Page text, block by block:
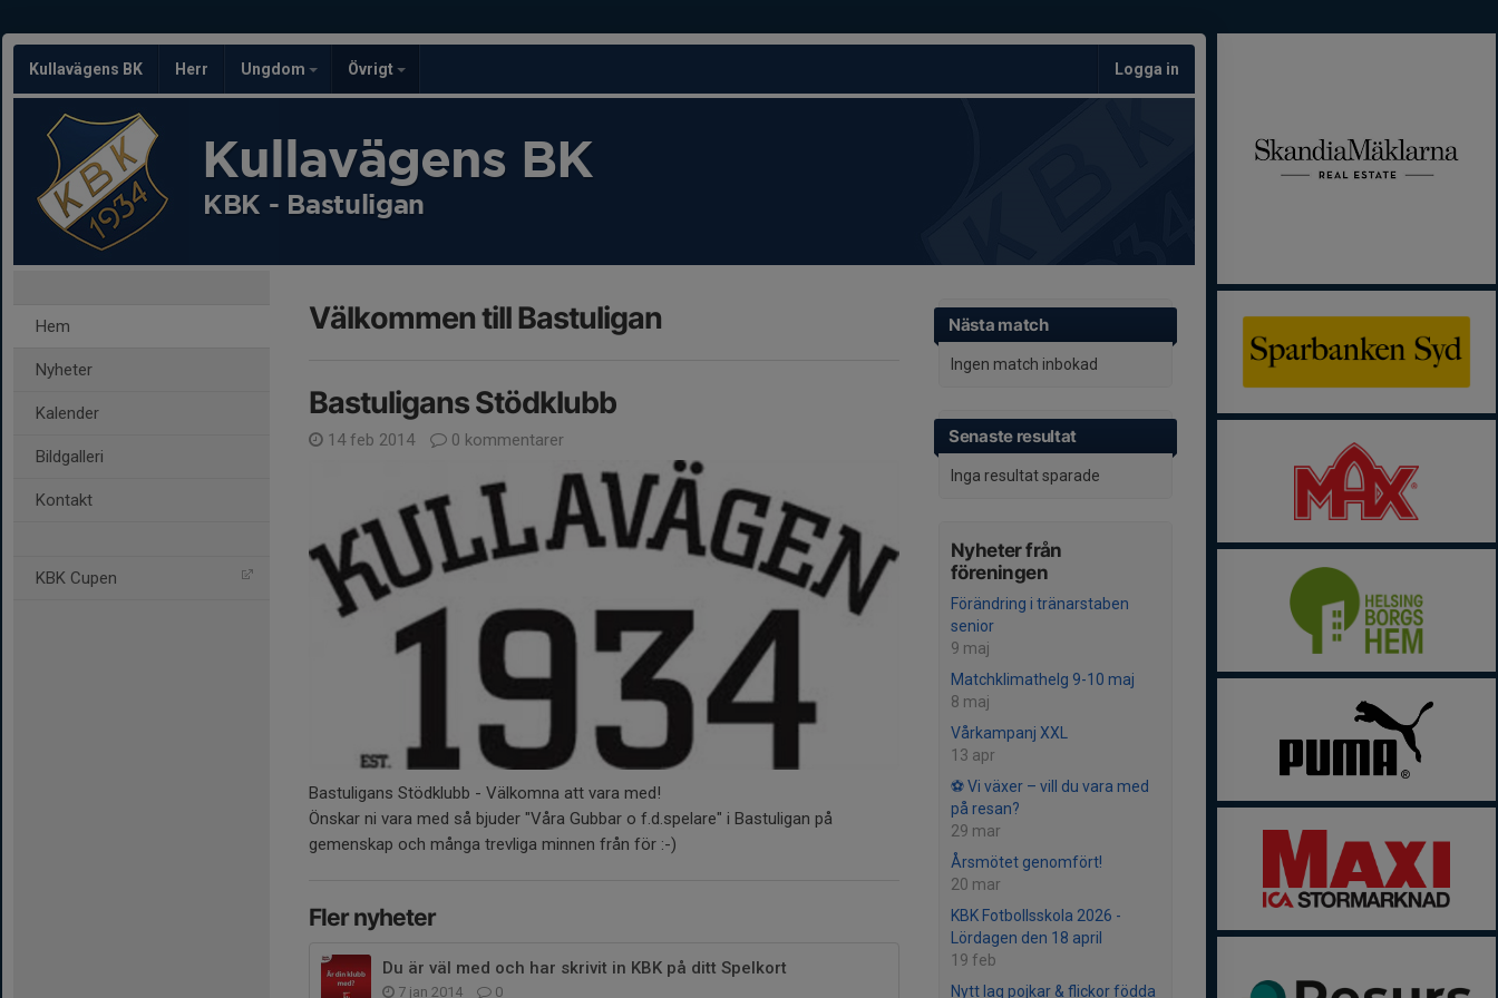
Kullavägens BK Herr Ungdom Övrigt Logga in
Kullavägens BK
KBK - Bastuligan
Hem
Nyheter
Kalender
Bildgalleri
Kontakt
KBK Cupen
Nästa match
Ingen match inbokad
Senaste resultat
Inga resultat sparade
Nyheter från
föreningen
Förändring i tränarstaben
senior
9 maj
Matchklimathelg 9-10 maj
8 maj
Vårkampanj XXL
13 apr
⚽ Vi växer – vill du vara med
på resan?
29 mar
Årsmötet genomfört!
20 mar
KBK Fotbollsskola 2026 -
Lördagen den 18 april
19 feb
Nytt lag pojkar & flickor födda
Välkommen till Bastuligan
Bastuligans Stödklubb
14 feb 2014 0 kommentarer
Bastuligans Stödklubb - Välkomna att vara med!
Önskar ni vara med så bjuder "Våra Gubbar o f.d.spelare" i Bastuligan på
gemenskap och många trevliga minnen från för :-)
Fler nyheter
Du är väl med och har skrivit in KBK på ditt Spelkort
7 jan 2014 0